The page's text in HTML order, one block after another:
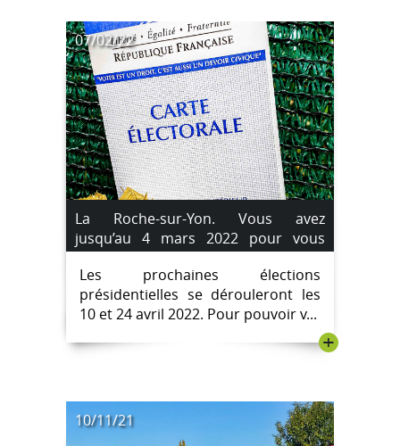
07/02/22
La Roche-sur-Yon. Vous avez
jusqu’au 4 mars 2022 pour vous
inscrire sur les listes électorales.
Les prochaines élections
présidentielles se dérouleront les
10 et 24 avril 2022. Pour pouvoir v...
+
10/11/21